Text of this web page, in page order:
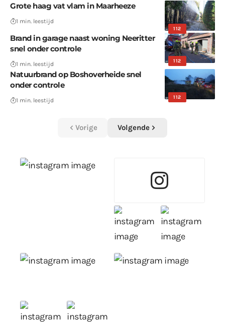
112
Grote haag vat vlam in Maarheeze
1 min. leestijd
112
Brand in garage naast woning Neeritter
snel onder controle
1 min. leestijd
112
Natuurbrand op Boshoverheide snel
onder controle
1 min. leestijd
Vorige Volgende